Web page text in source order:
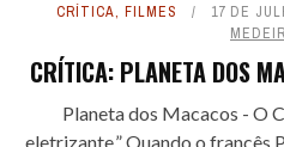
CRÍTICA, FILMES 17 DE
CRÍTICA: PLANETA DOS
Planeta dos Macacos - O
eletrizante.” Quando o francês